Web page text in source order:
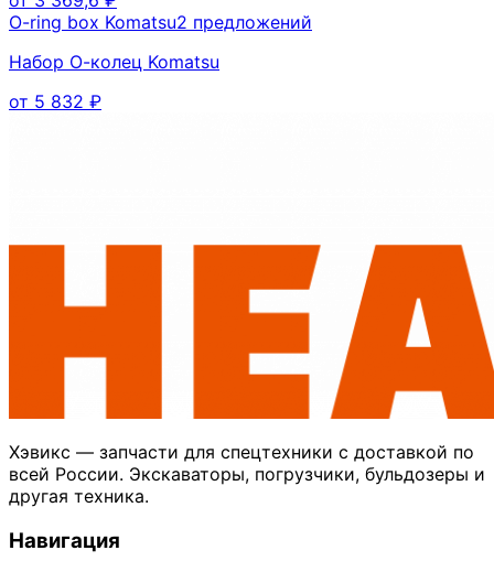
O-ring box Komatsu2 предложений
Набор О-колец Komatsu
от 5 832 ₽
Хэвикс — запчасти для спецтехники с доставкой по
всей России. Экскаваторы, погрузчики, бульдозеры и
другая техника.
Навигация